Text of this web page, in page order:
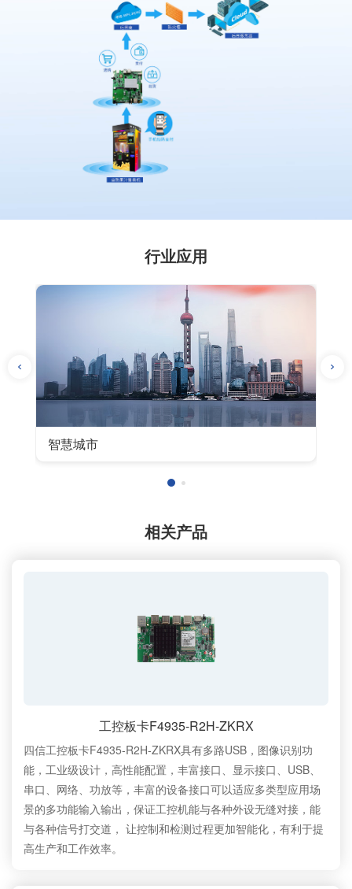
行业应用
· 基于四信工控机的智能垃圾分类自助回收解决方案
智慧城市
相关产品
工控板卡F4935-R2H-ZKRX
四信工控板卡F4935-R2H-ZKRX具有多路USB，图像识别功
能，工业级设计，高性能配置，丰富接口、显示接口、USB、
串口、网络、功放等，丰富的设备接口可以适应多类型应用场
景的多功能输入输出，保证工控机能与各种外设无缝对接，能
与各种信号打交道， 让控制和检测过程更加智能化，有利于提
高生产和工作效率。